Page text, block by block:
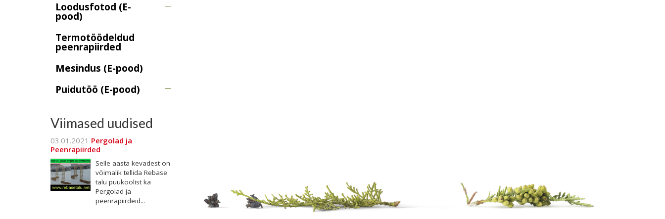
Loodusfotod (E-
pood)
Termotöödeldud
peenrapiirded
Mesindus (E-pood)
Puidutöö (E-pood)
Viimased uudised
03.01.2021 Pergolad ja
Peenrapiirded
Selle aasta kevadest on
võimalik tellida Rebase
talu puukoolist ka
Pergolad ja
peenrapiirdeid...